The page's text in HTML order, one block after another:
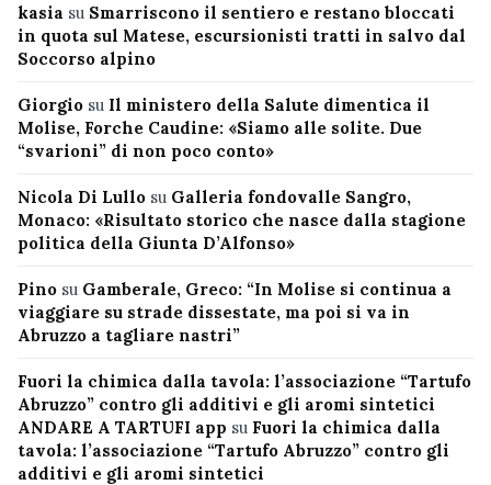
kasia su Smarriscono il sentiero e restano bloccati
in quota sul Matese, escursionisti tratti in salvo dal
Soccorso alpino
Giorgio su Il ministero della Salute dimentica il
Molise, Forche Caudine: «Siamo alle solite. Due
“svarioni” di non poco conto»
Nicola Di Lullo su Galleria fondovalle Sangro,
Monaco: «Risultato storico che nasce dalla stagione
politica della Giunta D’Alfonso»
Pino su Gamberale, Greco: “In Molise si continua a
viaggiare su strade dissestate, ma poi si va in
Abruzzo a tagliare nastri”
Fuori la chimica dalla tavola: l’associazione “Tartufo
Abruzzo” contro gli additivi e gli aromi sintetici
ANDARE A TARTUFI app su Fuori la chimica dalla
tavola: l’associazione “Tartufo Abruzzo” contro gli
additivi e gli aromi sintetici